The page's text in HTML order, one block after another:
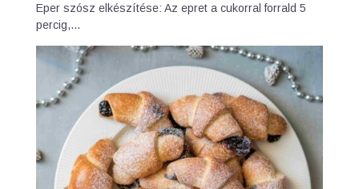
Eper szósz elkészítése: Az epret a cukorral forrald 5
percig,…